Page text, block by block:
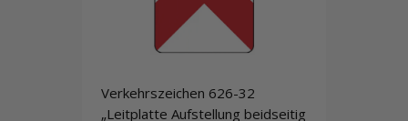
Verkehrszeichen 626-32
„Leitplatte Aufstellung beidseitig